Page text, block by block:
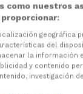
como nuestros
geográfica
del
la información
y contenido
investigación